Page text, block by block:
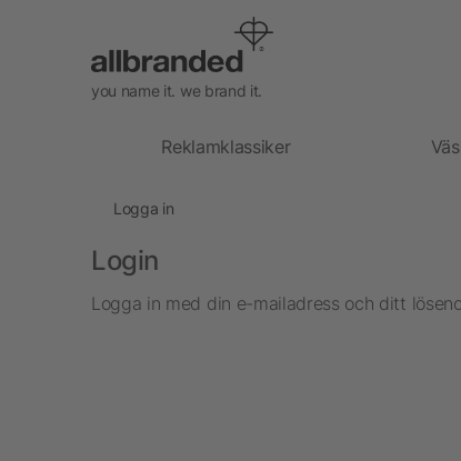
you name it. we brand it.
Reklamklassiker
Logga in
Login
Logga in med din e-mailadress och ditt